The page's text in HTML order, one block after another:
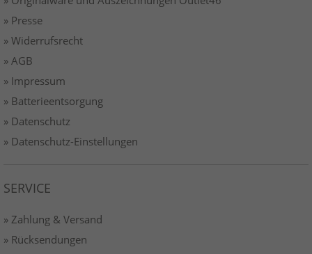
» Presse
» Widerrufsrecht
» AGB
» Impressum
» Batterieentsorgung
» Datenschutz
» Datenschutz-Einstellungen
SERVICE
» Zahlung & Versand
» Rücksendungen